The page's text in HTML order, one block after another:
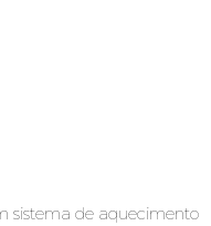
sistema de aquecimento